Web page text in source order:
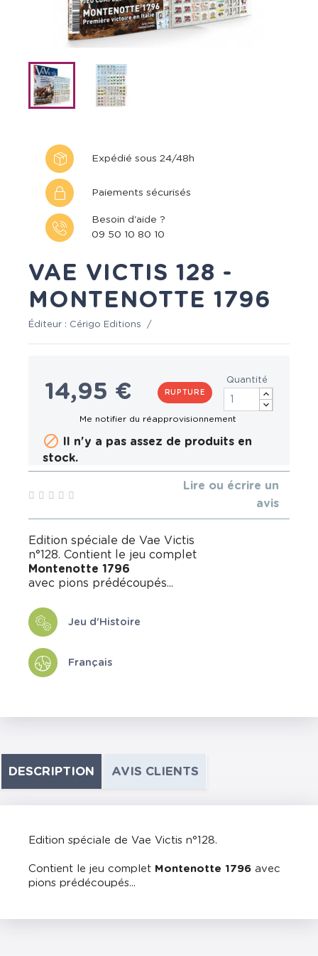
Expédié sous 24/48h
Paiements sécurisés
Besoin d'aide ?
09 50 10 80 10
VAE VICTIS 128 -
MONTENOTTE 1796
Éditeur : Cérigo Editions /
14,95 € RUPTURE
Quantité
 Il n'y a pas assez de produits en
stock.
Lire ou écrire un
avis
Edition spéciale de Vae Victis
n°128. Contient le jeu complet
Montenotte 1796
avec pions prédécoupés...
Jeu d'Histoire
Français
DESCRIPTION AVIS CLIENTS
Edition spéciale de Vae Victis n°128.
Contient le jeu complet Montenotte 1796 avec
pions prédécoupés...